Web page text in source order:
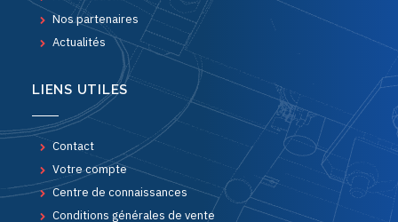
Nos partenaires
Actualités
LIENS UTILES
Contact
Votre compte
Centre de connaissances
Conditions générales de vente